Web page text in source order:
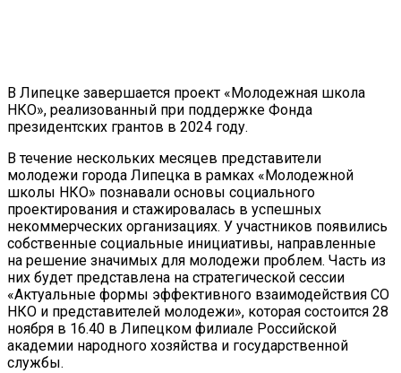
В Липецке завершается проект «Молодежная школа
НКО», реализованный при поддержке Фонда
президентских грантов в 2024 году.
В течение нескольких месяцев представители
молодежи города Липецка в рамках «Молодежной
школы НКО» познавали основы социального
проектирования и стажировалась в успешных
некоммерческих организациях. У участников появились
собственные социальные инициативы, направленные
на решение значимых для молодежи проблем. Часть из
них будет представлена на стратегической сессии
«Актуальные формы эффективного взаимодействия СО
НКО и представителей молодежи», которая состоится 28
ноября в 16.40 в Липецком филиале Российской
академии народного хозяйства и государственной
службы.